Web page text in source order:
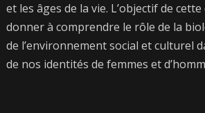
et les âges de la vie. L’objectif de
donner à comprendre le rôle de la
de l’environnement social et culturel
de nos identités de femmes et